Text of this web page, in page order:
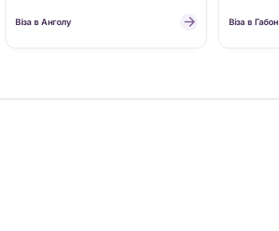
Віза в Анголу Віза в Габон